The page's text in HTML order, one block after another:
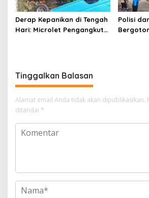
Derap Kepanikan di Tengah
Hari: Microlet Pengangkut
Polisi
Tinggalkan Balasan
Alamat email Anda tidak akan dipublikasikan.
ditandai *